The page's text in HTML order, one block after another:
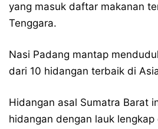
yang masuk daftar makanan
Tenggara.
Nasi Padang mantap
dari 10 hidangan terbaik di
Hidangan asal Sumatra Barat
hidangan dengan lauk